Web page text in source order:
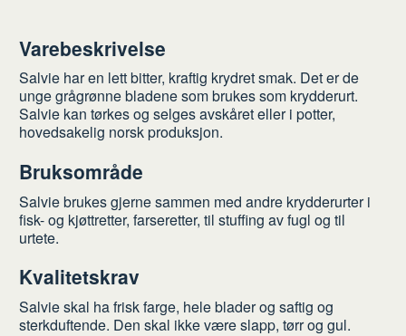
Varebeskrivelse
Salvie har en lett bitter, kraftig krydret smak. Det er de
unge grågrønne bladene som brukes som krydderurt.
Salvie kan tørkes og selges avskåret eller i potter,
hovedsakelig norsk produksjon.
Bruksområde
Salvie brukes gjerne sammen med andre krydderurter i
fisk- og kjøttretter, farseretter, til stuffing av fugl og til
urtete.
Kvalitetskrav
Salvie skal ha frisk farge, hele blader og saftig og
sterkduftende. Den skal ikke være slapp, tørr og gul.